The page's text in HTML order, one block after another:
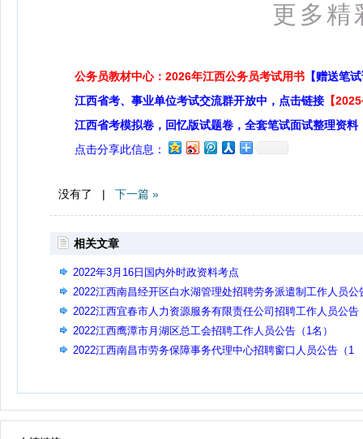
更多精
公务员教材中心：2026年江西公务员考试用书 【赠送笔
江西省考、事业单位考试交流群开放中，点击链接 【
江西省考模拟卷，回忆版试题卷，全套笔试面试整理资料
点击分享此信息：
没有了 | 下一篇 »
相关文章
2022年3月16日国内外时政资料考点
2022江西南昌经开区白水湖管理处招聘劳务派遣制工作人员公
（2名）
2022江西宜春市人力资源服务有限责任公司招聘工作人员公告
（4名）
2022江西鹰潭市月湖区总工会招聘工作人员公告（1名）
2022江西南昌市劳务保障事务代理中心招聘窗口人员公告（1